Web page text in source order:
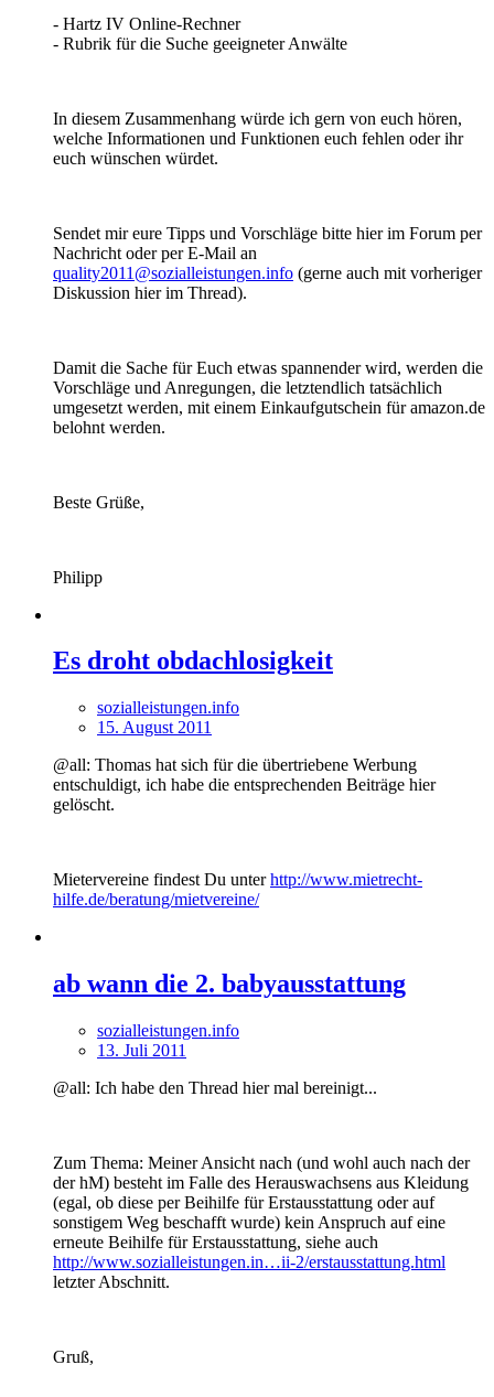
- Hartz IV Online-Rechner
- Rubrik für die Suche geeigneter Anwälte
In diesem Zusammenhang würde ich gern von euch hören,
welche Informationen und Funktionen euch fehlen oder ihr
euch wünschen würdet.
Sendet mir eure Tipps und Vorschläge bitte hier im Forum per
Nachricht oder per E-Mail an
quality2011@sozialleistungen.info (gerne auch mit vorheriger
Diskussion hier im Thread).
Damit die Sache für Euch etwas spannender wird, werden die
Vorschläge und Anregungen, die letztendlich tatsächlich
umgesetzt werden, mit einem Einkaufgutschein für amazon.de
belohnt werden.
Beste Grüße,
Philipp
Es droht obdachlosigkeit
sozialleistungen.info
15. August 2011
@all: Thomas hat sich für die übertriebene Werbung
entschuldigt, ich habe die entsprechenden Beiträge hier
gelöscht.
Mietervereine findest Du unterhttp://www.mietrecht-
hilfe.de/beratung/mietvereine/
ab wann die 2. babyausstattung
sozialleistungen.info
13. Juli 2011
@all: Ich habe den Thread hier mal bereinigt...
Zum Thema: Meiner Ansicht nach (und wohl auch nach der
der hM) besteht im Falle des Herauswachsens aus Kleidung
(egal, ob diese per Beihilfe für Erstausstattung oder auf
sonstigem Weg beschafft wurde) kein Anspruch auf eine
erneute Beihilfe für Erstausstattung, siehe auch
http://www.sozialleistungen.in…ii-2/erstausstattung.html
letzter Abschnitt.
Gruß,